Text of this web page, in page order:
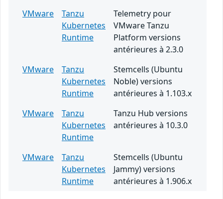
VMware
Tanzu
Kubernetes
Runtime
Telemetry pour
VMware Tanzu
Platform versions
antérieures à 2.3.0
VMware
Tanzu
Kubernetes
Runtime
Stemcells (Ubuntu
Noble) versions
antérieures à 1.103.x
VMware
Tanzu
Kubernetes
Runtime
Tanzu Hub versions
antérieures à 10.3.0
VMware
Tanzu
Kubernetes
Runtime
Stemcells (Ubuntu
Jammy) versions
antérieures à 1.906.x